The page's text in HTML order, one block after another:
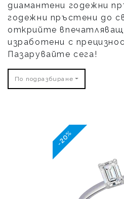
диамантени годежни
годежни пръстени до
открийте
изработени с
Пазарувайте сега!
По подразбиране
-20%